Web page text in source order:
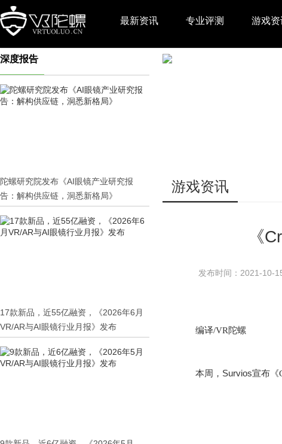
最新资讯 专业评测 游戏资
深度报告
陀螺研究院发布《AI眼镜产业研究报
告：解构供应链，洞悉新格局》
17款新品，近55亿融资，《2026年6月
VR/AR与AI眼镜行业月报》发布
游戏资讯
《
发布时间：2021-10-
编译/VR陀螺
本周， Survios宣布 《